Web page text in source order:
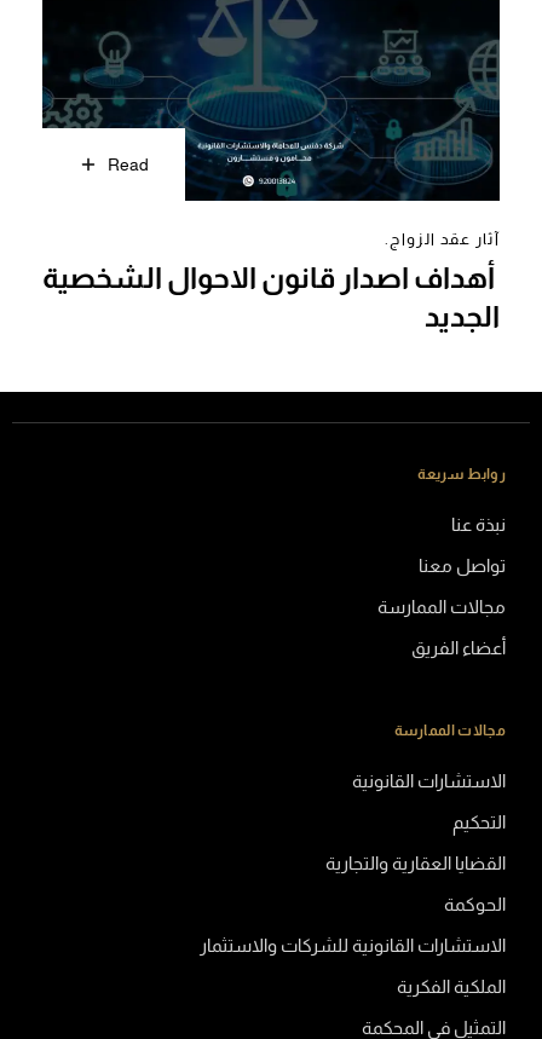
Read
آثار عقد الزواج.
أهداف اصدار قانون الاحوال الشخصية
الجديد
روابط سريعة
نبذة عنا
تواصل معنا
مجالات الممارسة
أعضاء الفريق
مجالات الممارسة
الاستشارات القانونية
التحكيم
القضايا العقارية والتجارية
الحوكمة
الاستشارات القانونية للشركات والاستثمار
الملكية الفكرية
التمثيل في المحكمة